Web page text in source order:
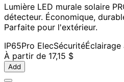
Lumière LED murale solaire
détecteur. Économique,
Parfaite pour l'extérieur.
IP65Pro ElecSécurité
À partir de 17,15 $
Add